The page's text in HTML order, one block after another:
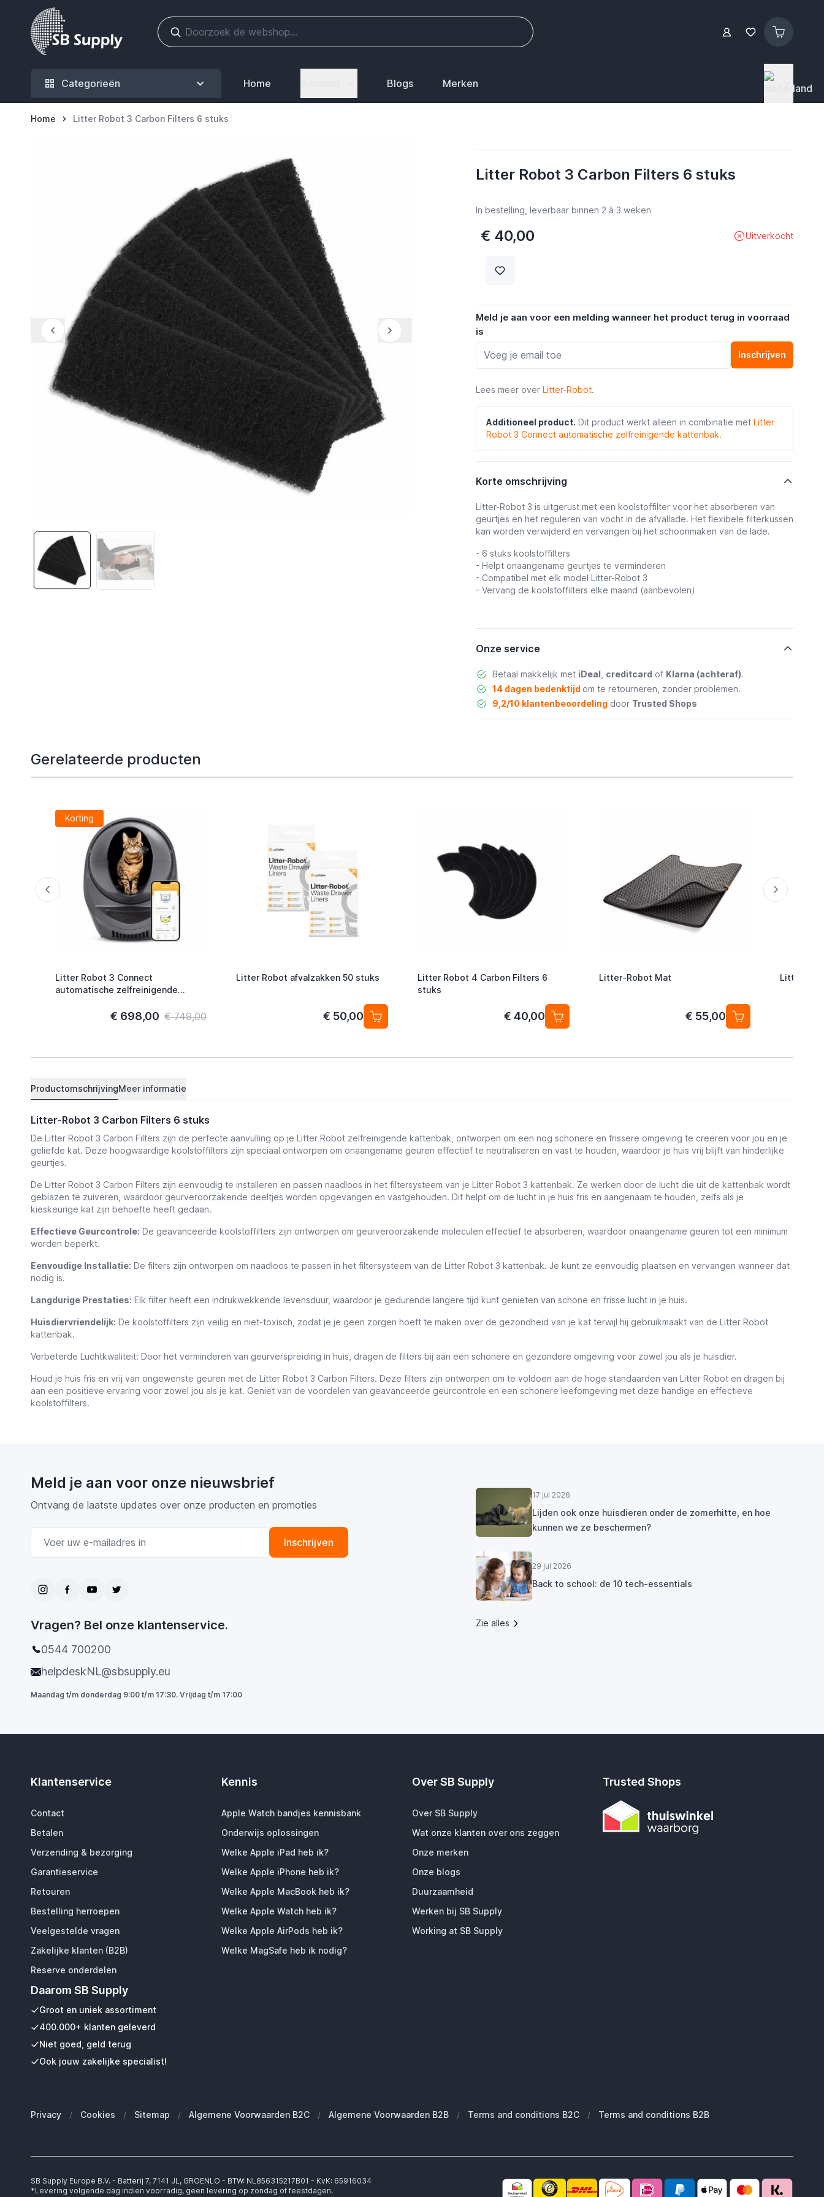
Ga naar de inhoud
Categorieën Home Blogs Merken
Home Litter Robot 3 Carbon Filters 6 stuks
Litter Robot 3 Carbon Filters 6 stuks
In bestelling, leverbaar binnen 2 à 3 weken
€ 40,00 Uitverkocht
Meld je aan voor een melding wanneer het product terug in voorraad
is
Inschrijven
Lees meer over Litter-Robot.
Additioneel product. Dit product werkt alleen in combinatie met Litter
Robot 3 Connect automatische zelfreinigende kattenbak.
Korte omschrijving
Litter-Robot 3 is uitgerust met een koolstoffilter voor het absorberen van
geurtjes en het reguleren van vocht in de afvallade. Het flexibele filterkussen
kan worden verwijderd en vervangen bij het schoonmaken van de lade.
- 6 stuks koolstoffilters
- Helpt onaangename geurtjes te verminderen
- Compatibel met elk model Litter-Robot 3
- Vervang de koolstoffilters elke maand (aanbevolen)
Onze service
Betaal makkelijk met iDeal creditcard of Klarna (achteraf).
14 dagen bedenktijd om te retourneren, zonder problemen.
9,2/10 klantenbeoordelingdoor Trusted Shops
Gerelateerde producten
Korting
Litter Robot 3 Connect
automatische zelfreinigende
€ 698,00 € 749,00
Litter Robot afvalzakken 50 stuks
€ 50,00
Litter Robot 4 Carbon Filters 6
stuks
€ 40,00
Litter-Robot Mat
€ 55,00
Litter
ProductomschrijvingMeer informatie
Litter-Robot 3 Carbon Filters 6 stuks
De Litter Robot 3 Carbon Filters zijn de perfecte aanvulling op je Litter Robot zelfreinigende kattenbak, ontworpen om een nog schonere en frissere omgeving te creëren voor jou en je
geliefde kat. Deze hoogwaardige koolstoffilters zijn speciaal ontworpen om onaangename geuren effectief te neutraliseren en vast te houden, waardoor je huis vrij blijft van hinderlijke
geurtjes.
De Litter Robot 3 Carbon Filters zijn eenvoudig te installeren en passen naadloos in het filtersysteem van je Litter Robot 3 kattenbak. Ze werken door de lucht die uit de kattenbak wordt
geblazen te zuiveren, waardoor geurveroorzakende deeltjes worden opgevangen en vastgehouden. Dit helpt om de lucht in je huis fris en aangenaam te houden, zelfs als je
kieskeurige kat zijn behoefte heeft gedaan.
Effectieve Geurcontrole: De geavanceerde koolstoffilters zijn ontworpen om geurveroorzakende moleculen effectief te absorberen, waardoor onaangename geuren tot een minimum
worden beperkt.
Eenvoudige Installatie: De filters zijn ontworpen om naadloos te passen in het filtersysteem van de Litter Robot 3 kattenbak. Je kunt ze eenvoudig plaatsen en vervangen wanneer dat
nodig is.
Langdurige Prestaties: Elk filter heeft een indrukwekkende levensduur, waardoor je gedurende langere tijd kunt genieten van schone en frisse lucht in je huis.
Huisdiervriendelijk: De koolstoffilters zijn veilig en niet-toxisch, zodat je je geen zorgen hoeft te maken over de gezondheid van je kat terwijl hij gebruikmaakt van de Litter Robot
kattenbak.
Verbeterde Luchtkwaliteit: Door het verminderen van geurverspreiding in huis, dragen de filters bij aan een schonere en gezondere omgeving voor zowel jou als je huisdier.
Houd je huis fris en vrij van ongewenste geuren met de Litter Robot 3 Carbon Filters. Deze filters zijn ontworpen om te voldoen aan de hoge standaarden van Litter Robot en dragen bij
aan een positieve ervaring voor zowel jou als je kat. Geniet van de voordelen van geavanceerde geurcontrole en een schonere leefomgeving met deze handige en effectieve
koolstoffilters.
Meld je aan voor onze nieuwsbrief
Ontvang de laatste updates over onze producten en promoties
Inschrijven
Vragen? Bel onze klantenservice.
0544 700200
helpdeskNL@sbsupply.eu
Maandag t/m donderdag 9:00 t/m 17:30. Vrijdag t/m 17:00
17 jul 2026
Lijden ook onze huisdieren onder de zomerhitte, en hoe
kunnen we ze beschermen?
29 jul 2026
Back to school: de 10 tech-essentials
Zie alles
Klantenservice
Contact
Betalen
Verzending & bezorging
Garantieservice
Retouren
Bestelling herroepen
Veelgestelde vragen
Zakelijke klanten (B2B)
Reserve onderdelen
Daarom SB Supply
Groot en uniek assortiment
400.000+ klanten geleverd
Niet goed, geld terug
Ook jouw zakelijke specialist!
Kennis
Apple Watch bandjes kennisbank
Onderwijs oplossingen
Welke Apple iPad heb ik?
Welke Apple iPhone heb ik?
Welke Apple MacBook heb ik?
Welke Apple Watch heb ik?
Welke Apple AirPods heb ik?
Welke MagSafe heb ik nodig?
Over SB Supply
Over SB Supply
Wat onze klanten over ons zeggen
Onze merken
Onze blogs
Duurzaamheid
Werken bij SB Supply
Working at SB Supply
Trusted Shops
Privacy / Cookies / Sitemap / Algemene Voorwaarden B2C / Algemene Voorwaarden B2B / Terms and conditions B2C / Terms and conditions B2B
SB Supply Europe B.V. - Batterij 7, 7141 JL, GROENLO - BTW: NL856315217B01 - KvK: 65916034
*Levering volgende dag indien voorradig, geen levering op zondag of feestdagen.